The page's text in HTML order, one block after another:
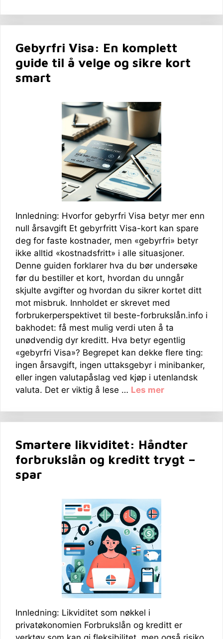
Gebyrfri Visa: En komplett
guide til å velge og sikre kort
smart
Innledning: Hvorfor gebyrfri Visa betyr mer enn
null årsavgift Et gebyrfritt Visa-kort kan spare
deg for faste kostnader, men «gebyrfri» betyr
ikke alltid «kostnadsfritt» i alle situasjoner.
Denne guiden forklarer hva du bør undersøke
før du bestiller et kort, hvordan du unngår
skjulte avgifter og hvordan du sikrer kortet ditt
mot misbruk. Innholdet er skrevet med
forbrukerperspektivet til beste-forbrukslån.info i
bakhodet: få mest mulig verdi uten å ta
unødvendig dyr kreditt. Hva betyr egentlig
«gebyrfri Visa»? Begrepet kan dekke flere ting:
ingen årsavgift, ingen uttaksgebyr i minibanker,
eller ingen valutapåslag ved kjøp i utenlandsk
valuta. Det er viktig å lese … Les mer
Smartere likviditet: Håndter
forbrukslån og kreditt trygt –
spar
Innledning: Likviditet som nøkkel i
privatøkonomien Forbrukslån og kreditt er